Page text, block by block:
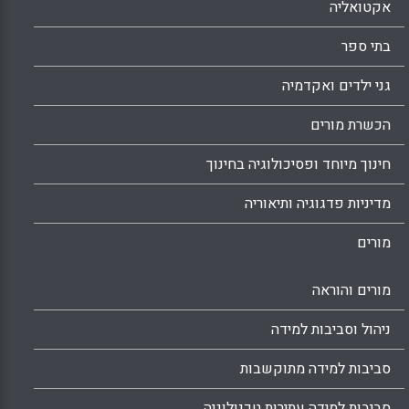
אקטואליה
בתי ספר
גני ילדים ואקדמיה
הכשרת מורים
חינוך מיוחד ופסיכולוגיה בחינוך
מדיניות פדגוגיה ותיאוריה
מורים
מורים והוראה
ניהול וסביבות למידה
סביבות למידה מתוקשבות